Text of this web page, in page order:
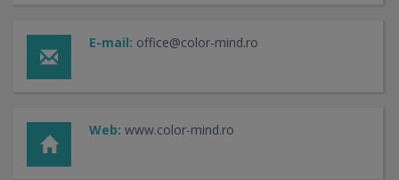
E-mail: office@color-mind.ro
Web: www.color-mind.ro